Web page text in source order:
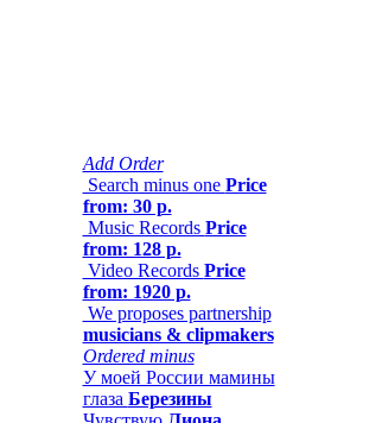
Add Order
Search minus one Price
from: 30 р.
Music Records Price
from: 128 р.
Video Records Price
from: 1920 р.
We proposes partnership
musicians & clipmakers
Ordered minus
У моей России мамины
глаза Березины